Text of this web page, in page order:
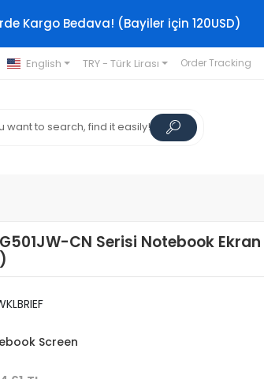
Kargo Bedava! (Bayiler için 120USD)
English TRY - Türk Lirası Order Tracking
CN Serisi Notebook Ekran
Screen